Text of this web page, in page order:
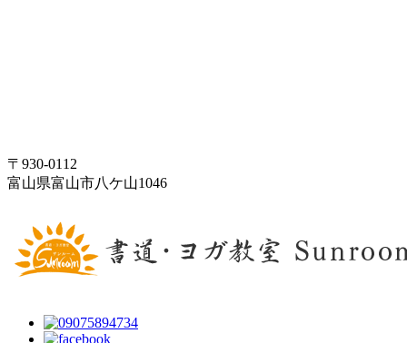
〒930-0112
富山県富山市八ケ山1046